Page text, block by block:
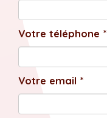
Votre téléphone *
Votre email *